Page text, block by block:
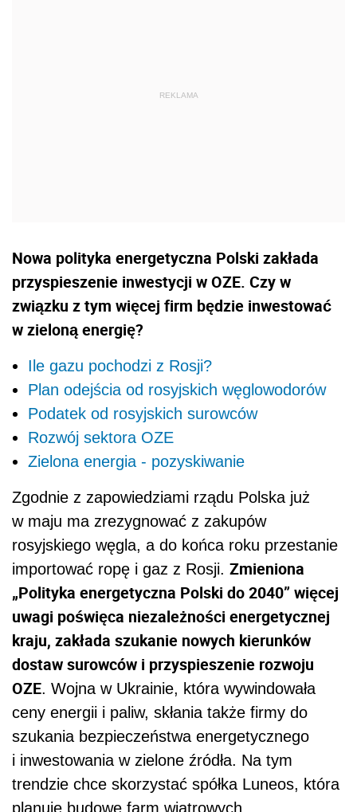
Nowa polityka energetyczna Polski zakłada
przyspieszenie inwestycji w OZE. Czy w
związku z tym więcej firm będzie inwestować
w zieloną energię?
Ile gazu pochodzi z Rosji?
Plan odejścia od rosyjskich węglowodorów
Podatek od rosyjskich surowców
Rozwój sektora OZE
Zielona energia - pozyskiwanie
Zgodnie z zapowiedziami rządu Polska już
w maju ma zrezygnować z zakupów
rosyjskiego węgla, a do końca roku przestanie
importować ropę i gaz z Rosji. Zmieniona
„Polityka energetyczna Polski do 2040” więcej
uwagi poświęca niezależności energetycznej
kraju, zakłada szukanie nowych kierunków
dostaw surowców i przyspieszenie rozwoju
OZE. Wojna w Ukrainie, która wywindowała
ceny energii i paliw, skłania także firmy do
szukania bezpieczeństwa energetycznego
i inwestowania w zielone źródła. Na tym
trendzie chce skorzystać spółka Luneos, która
planuje budowę farm wiatrowych